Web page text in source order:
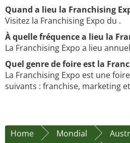
Quand a lieu la Franchising
Visitez la Franchising Expo du .
À quelle fréquence a lieu la
La Franchising Expo a lieu
Quel genre de foire est la
La Franchising Expo est une
suivants : franchise, marketing
Home Mondial